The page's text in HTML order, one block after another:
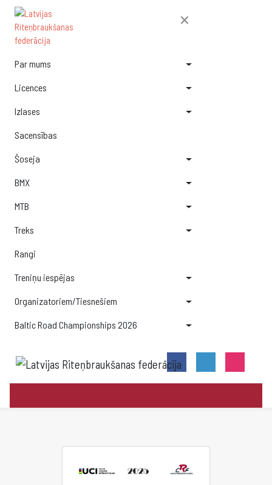
×
Par mums
Licences
Izlases
Sacensības
Šoseja
BMX
MTB
Treks
Rangi
Treniņu iespējas
Organizatoriem/Tiesnešiem
Baltic Road Championships 2026